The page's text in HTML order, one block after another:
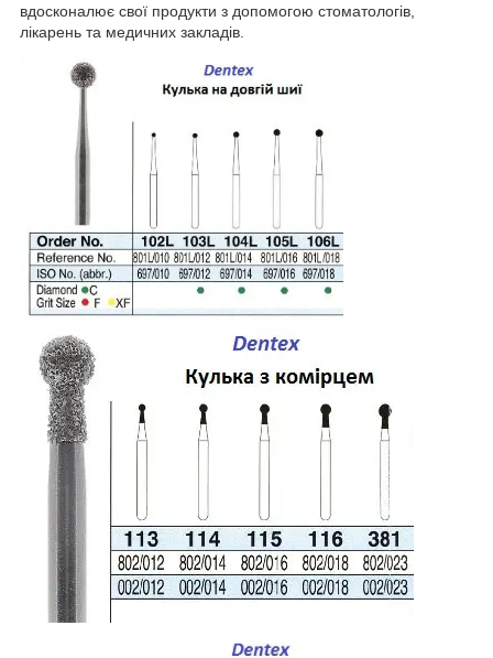
вдосконалює свої продукти з допомогою стоматологів,
лікарень та медичних закладів.